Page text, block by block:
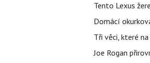
Tento Lexus
Domácí
Tři věci, které
Joe Rogan